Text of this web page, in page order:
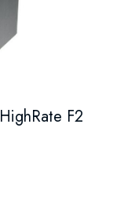
F2